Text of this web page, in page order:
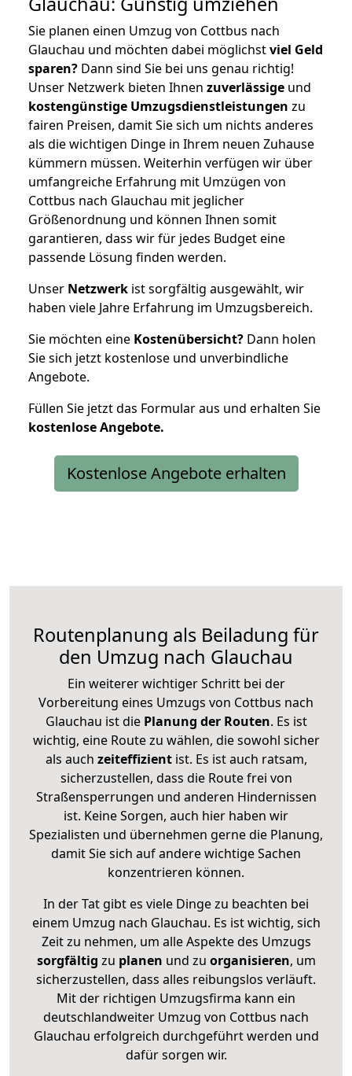
Sie planen einen Umzug von Cottbus nach
Glauchau und möchten dabei möglichstviel Geld
sparen? Dann sind Sie bei uns genau richtig!
Unser Netzwerk bieten Ihnen zuverlässige und
kostengünstige Umzugsdienstleistungen zu
fairen Preisen, damit Sie sich um nichts anderes
als die wichtigen Dinge in Ihrem neuen Zuhause
kümmern müssen. Weiterhin verfügen wir über
umfangreiche Erfahrung mit Umzügen von
Cottbus nach Glauchau mit jeglicher
Größenordnung und können Ihnen somit
garantieren, dass wir für jedes Budget eine
passende Lösung finden werden.
Unser Netzwerk ist sorgfältig ausgewählt, wir
haben viele Jahre Erfahrung im Umzugsbereich.
Sie möchten eine Kostenübersicht? Dann holen
Sie sich jetzt kostenlose und unverbindliche
Angebote.
Füllen Sie jetzt das Formular aus und erhalten Sie
kostenloseAngebote.
Kostenlose Angebote erhalten
Routenplanung als Beiladung für
den Umzug nach Glauchau
Ein weiterer wichtiger Schritt bei der
Vorbereitung eines Umzugs von Cottbus nach
Glauchau ist diePlanung der Routen. Es ist
wichtig, eine Route zu wählen, die sowohl sicher
als auch zeiteffizientist. Es ist auch ratsam,
sicherzustellen, dass die Route frei von
Straßensperrungen und anderen Hindernissen
ist. Keine Sorgen, auch hier haben wir
Spezialisten und übernehmen gerne die Planung,
damit Sie sich auf andere wichtige Sachen
konzentrieren können.
In der Tat gibt es viele Dinge zu beachten bei
einem Umzug nach Glauchau. Es ist wichtig, sich
Zeit zu nehmen, um alle Aspekte des Umzugs
sorgfältig zu planen und zu organisieren, um
sicherzustellen, dass alles reibungslos verläuft.
Mit der richtigen Umzugsfirma kann ein
deutschlandweiter Umzug von Cottbus nach
Glauchau erfolgreich durchgeführt werden und
dafür sorgen wir.